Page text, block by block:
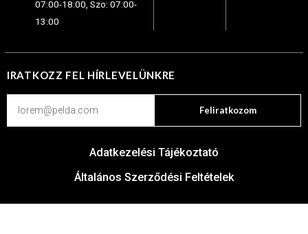
07:00-18:00, Szo: 07:00-
13:00
IRATKOZZ FEL HÍRLEVELÜNKRE
Feliratkozom
Adatkezelési Tájékoztató
Általános Szerződési Feltételek